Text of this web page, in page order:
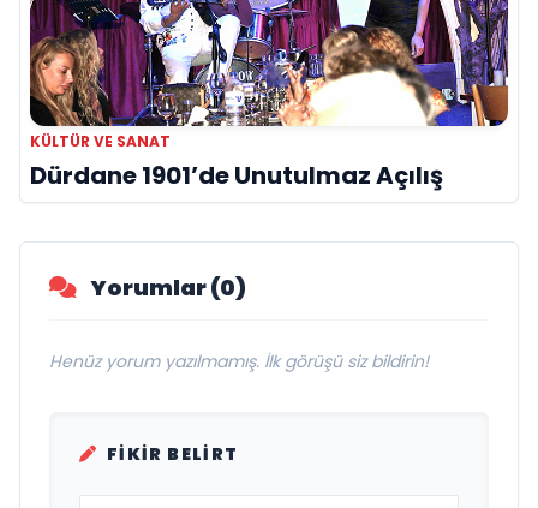
KÜLTÜR VE SANAT
Dürdane 1901’de Unutulmaz Açılış
Yorumlar (0)
Henüz yorum yazılmamış. İlk görüşü siz bildirin!
FIKIR BELIRT